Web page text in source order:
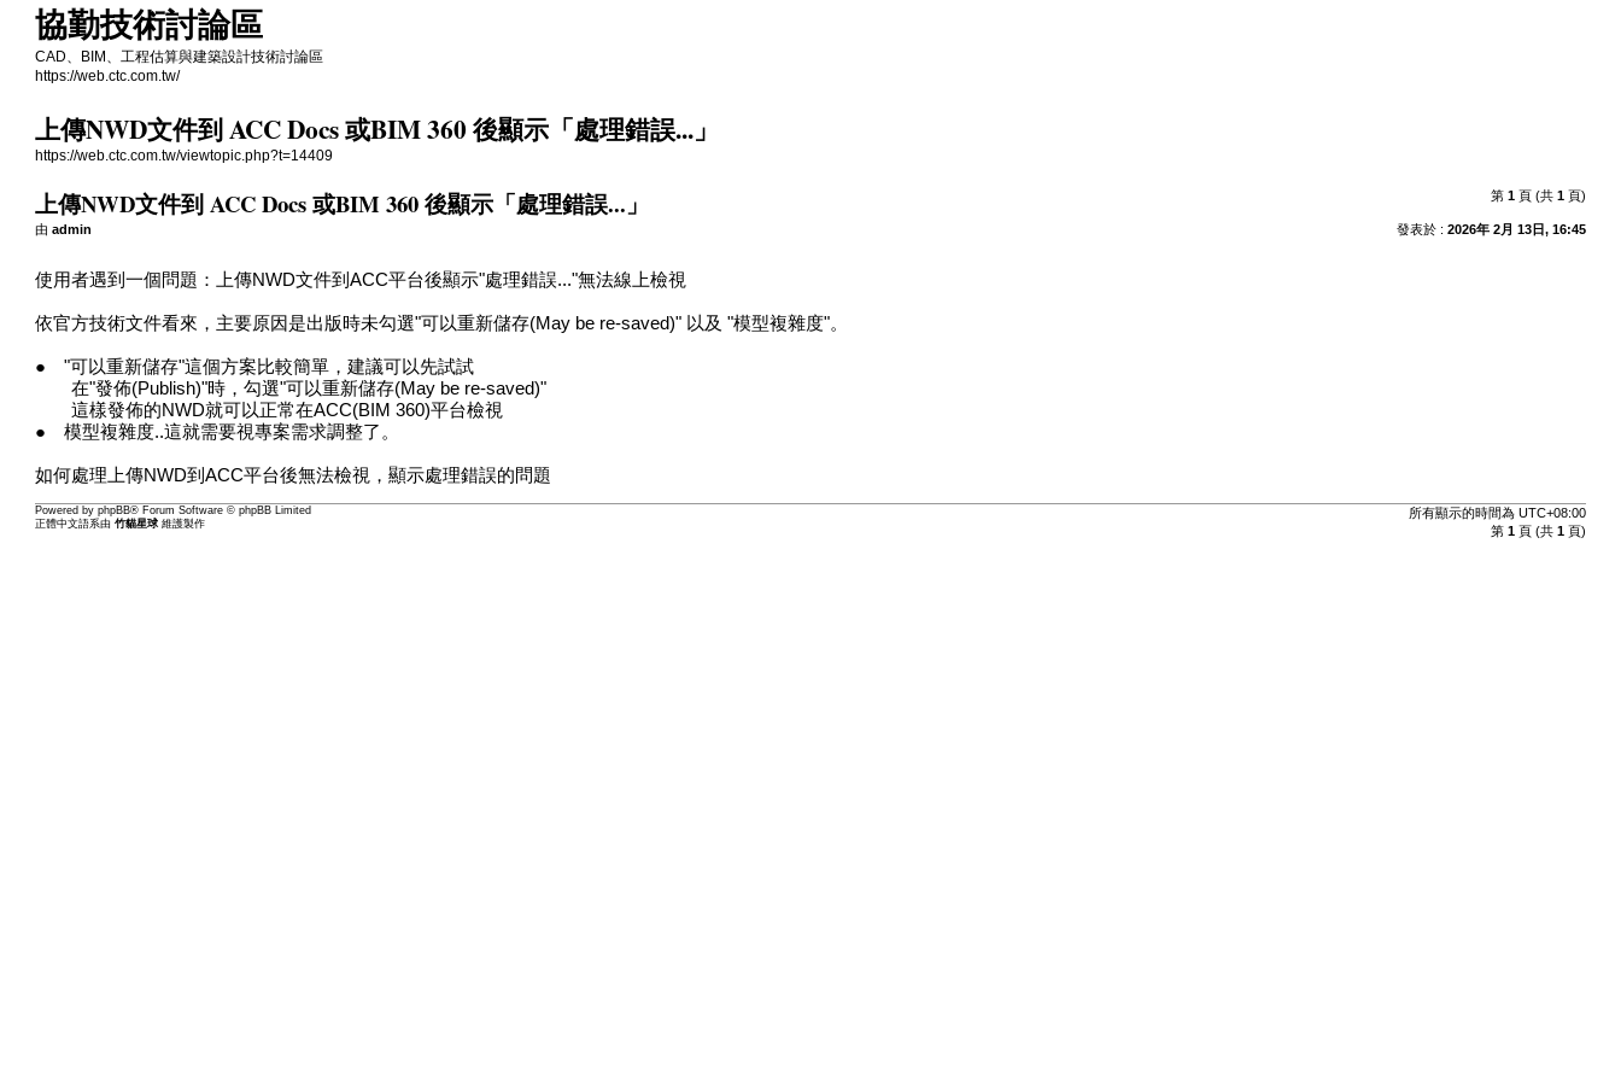
協勤技術討論區
CAD、BIM、工程估算與建築設計技術討論區
https://web.ctc.com.tw/
上傳NWD文件到 ACC Docs 或BIM 360 後顯示「處理錯誤...」
https://web.ctc.com.tw/viewtopic.php?t=14409
第 1頁 (共 1頁)
上傳NWD文件到 ACC Docs 或BIM 360 後顯示「處理錯誤...」
發表於 : 2026年 2月 13日, 16:45
由admin
使用者遇到一個問題：上傳NWD文件到ACC平台後顯示"處理錯誤..."無法線上檢視
依官方技術文件看來，主要原因是出版時未勾選"可以重新儲存(May be re-saved)" 以及 "模型複雜度"。
● "可以重新儲存"這個方案比較簡單，建議可以先試試
在"發佈(Publish)"時，勾選"可以重新儲存(May be re-saved)"
這樣發佈的NWD就可以正常在ACC(BIM 360)平台檢視
● 模型複雜度..這就需要視專案需求調整了。
如何處理上傳NWD到ACC平台後無法檢視，顯示處理錯誤的問題
所有顯示的時間為 UTC+08:00
第 1頁 (共 1頁)
Powered byphpBB® Forum Software © phpBB Limited
正體中文語系由竹貓星球 維護製作